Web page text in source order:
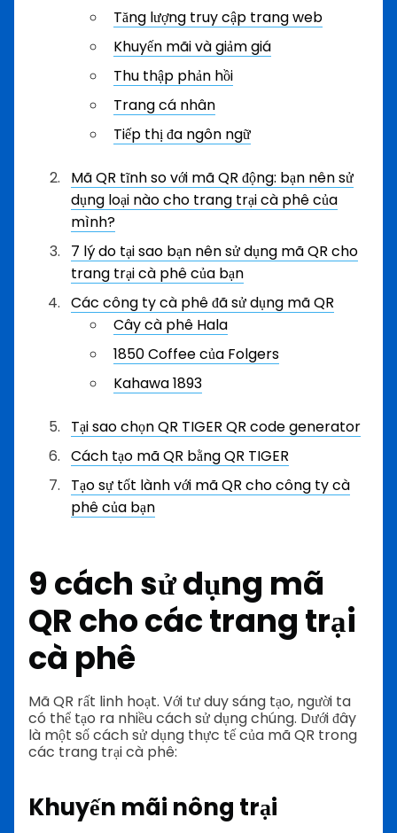
Tăng lượng truy cập trang web
Khuyến mãi và giảm giá
Thu thập phản hồi
Trang cá nhân
Tiếp thị đa ngôn ngữ
Mã QR tĩnh so với mã QR động: bạn nên sử
dụng loại nào cho trang trại cà phê của
mình?
7 lý do tại sao bạn nên sử dụng mã QR cho
trang trại cà phê của bạn
Các công ty cà phê đã sử dụng mã QR
Cây cà phê Hala
1850 Coffee của Folgers
Kahawa 1893
Tại sao chọn QR TIGER QR code generator
Cách tạo mã QR bằng QR TIGER
Tạo sự tốt lành với mã QR cho công ty cà
phê của bạn
9 cách sử dụng mã
QR cho các trang trại
cà phê
Mã QR rất linh hoạt. Với tư duy sáng tạo, người ta
có thể tạo ra nhiều cách sử dụng chúng. Dưới đây
là một số cách sử dụng thực tế của mã QR trong
các trang trại cà phê:
Khuyến mãi nông trại